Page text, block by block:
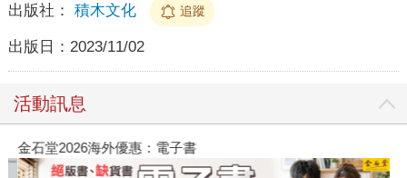
出版社： 積木文化 追蹤
出版日： 2023/11/02
活動訊息
金石堂2026海外優惠：電子書